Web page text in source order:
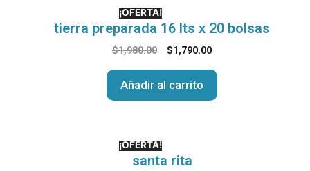
¡OFERTA!
tierra preparada 16 lts x 20 bolsas
$1,980.00 $1,790.00
Añadir al carrito
¡OFERTA!
santa rita